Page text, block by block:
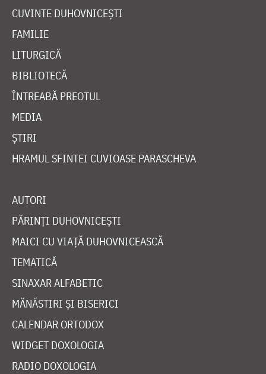
CUVINTE DUHOVNICEȘTI
FAMILIE
LITURGICĂ
BIBLIOTECĂ
ÎNTREABĂ PREOTUL
MEDIA
ȘTIRI
HRAMUL SFINTEI CUVIOASE PARASCHEVA
AUTORI
PĂRINȚI DUHOVNICEȘTI
MAICI CU VIAȚĂ DUHOVNICEASCĂ
TEMATICĂ
SINAXAR ALFABETIC
MĂNĂSTIRI ȘI BISERICI
CALENDAR ORTODOX
WIDGET DOXOLOGIA
RADIO DOXOLOGIA